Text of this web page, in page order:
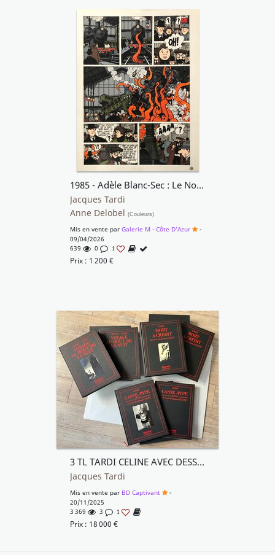
1985 - Adèle Blanc-Sec : Le Noyé à Deux Têtes
Jacques Tardi
Anne Delobel (Couleurs)
Mis en vente par Galerie M - Côte D'Azur
-
09/04/2026
639
0 1
Prix : 1 200 €
3 TL TARDI CELINE AVEC DESSIN ORIGINAL
Jacques Tardi
Mis en vente par BD Captivant
-
20/11/2025
3 369
3 1
Prix : 18 000 €